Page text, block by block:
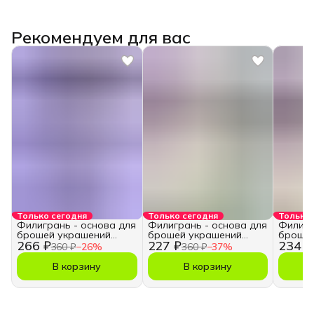
Рекомендуем для вас
Только сегодня
266 ₽360 ₽−26%
Филигрань - основа для
брошей украшений
рукоделия
В корзину
Только сегодня
227 ₽360 ₽−37%
Филигрань - основа для
брошей украшений
рукоделия
В корзину
Только
234 ₽